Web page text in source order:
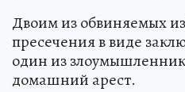
Двоим из обвиняемых
пресечения в виде
один из
домашний арест.